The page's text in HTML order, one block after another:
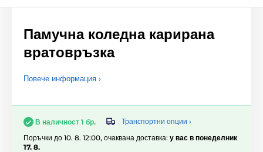
Памучна коледна карирана
вратовръзка
Повече информация ›
В наличност 1 бр.
Транспортни опции ›
Поръчки до 10. 8. 12:00, очаквана доставка: у вас в понеделник
17. 8.